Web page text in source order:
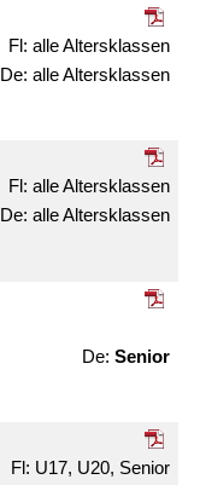
alle Alters­klassen
alle Alters­­klassen
alle Alters­klassen
alle Alters­klassen
Senior
U17, U20, Senior